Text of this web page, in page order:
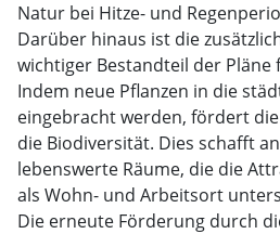
Natur bei Hitze- und
Darüber hinaus ist die
wichtiger Bestandteil der
Indem neue Pflanzen in die
eingebracht werden, fördert
die Biodiversität. Dies schafft
lebenswerte Räume, die die
als Wohn- und Arbeitsort
Die erneute Förderung durch